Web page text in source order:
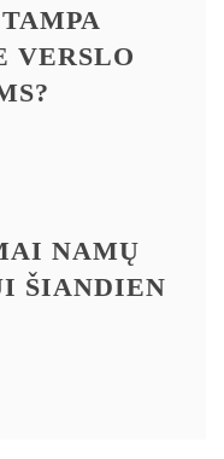
VERSLO
NAMŲ
ŠIANDIEN